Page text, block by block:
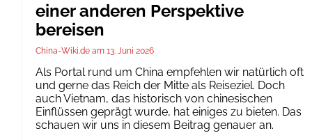
einer anderen Perspektive
bereisen
China-Wiki.de 13. Juni 2026
Als Portal rund um China empfehlen wir natürlich oft
und gerne das Reich der Mitte als Reiseziel. Doch
auch Vietnam, das historisch von chinesischen
Einflüssen geprägt wurde, hat einiges zu bieten. Das
schauen wir uns in diesem Beitrag genauer an.